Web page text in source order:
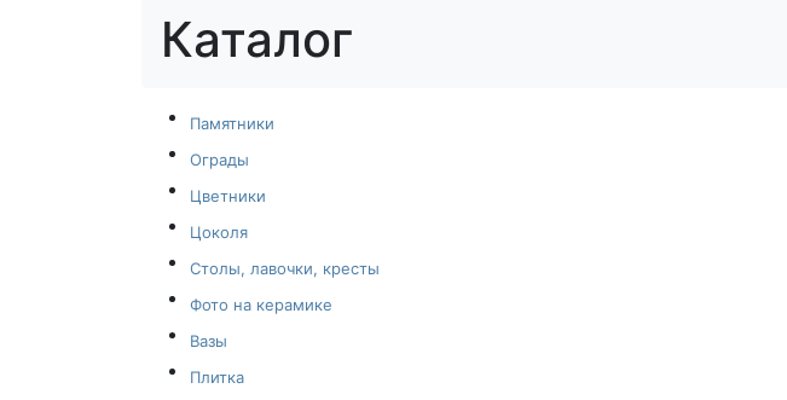
Каталог
Памятники
Ограды
Цветники
Цоколя
Столы, лавочки, кресты
Фото на керамике
Вазы
Плитка